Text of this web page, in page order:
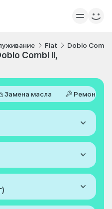
Fiat Doblo Combi
Combi II,
Замена масла Ремонт